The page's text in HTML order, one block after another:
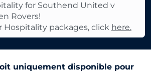
for Southend United v
Rovers!
Hospitality packages, click here.
uniquement disponible pour